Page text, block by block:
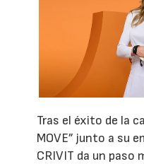
Tras el éxito de la
MOVE” junto a su
CRIVIT da un paso